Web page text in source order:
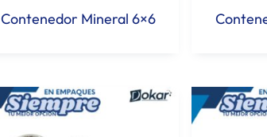
Contenedor Mineral 6×6